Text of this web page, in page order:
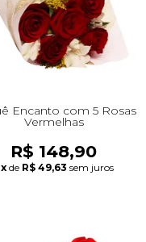
Encanto com 5 Rosas
Vermelhas
R$ 148,90
de R$ 49,63 sem juros